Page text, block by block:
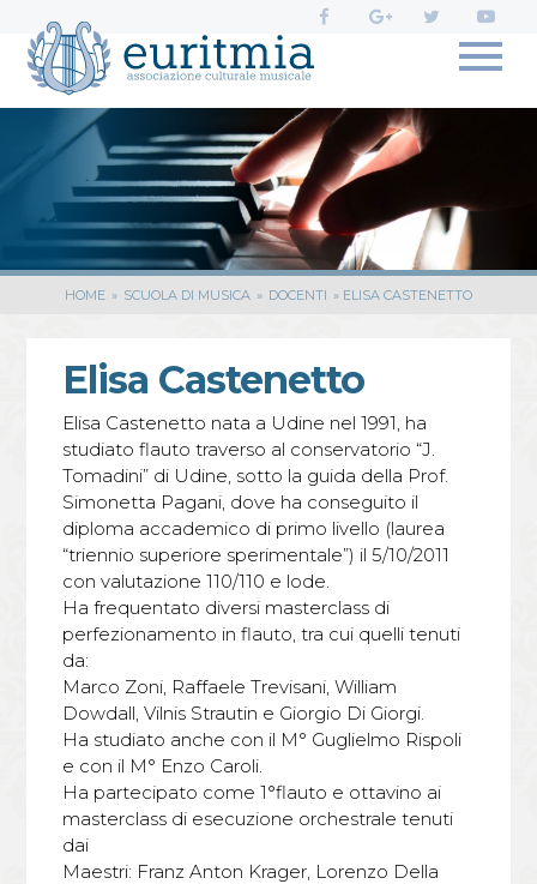
social
di
Euritmia:
HOME » SCUOLA DI MUSICA » DOCENTI » ELISA CASTENETTO
Elisa Castenetto
Elisa Castenetto nata a Udine nel 1991, ha
studiato flauto traverso al conservatorio “J.
Tomadini” di Udine, sotto la guida della Prof.
Simonetta Pagani, dove ha conseguito il
diploma accademico di primo livello (laurea
“triennio superiore sperimentale”) il 5/10/2011
con valutazione 110/110 e lode.
Ha frequentato diversi masterclass di
perfezionamento in flauto, tra cui quelli tenuti
da:
Marco Zoni, Raffaele Trevisani, William
Dowdall, Vilnis Strautin e Giorgio Di Giorgi.
Ha studiato anche con il M° Guglielmo Rispoli
e con il M° Enzo Caroli.
Ha partecipato come 1°flauto e ottavino ai
masterclass di esecuzione orchestrale tenuti
dai
Maestri: Franz Anton Krager, Lorenzo Della